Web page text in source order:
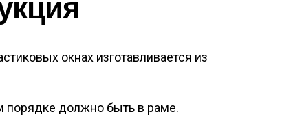
окнах изготавливается из
порядке должно быть в раме.